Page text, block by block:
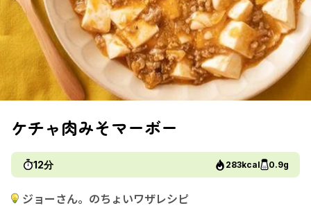
ケチャ肉みそマーボー
12分 283kcal 0.9g
ジョーさん。のちょいワザレシピ